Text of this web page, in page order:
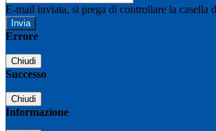
E-mail inviata, si prega di controllare la casella
Errore
Chiudi
Successo
Chiudi
Informazione